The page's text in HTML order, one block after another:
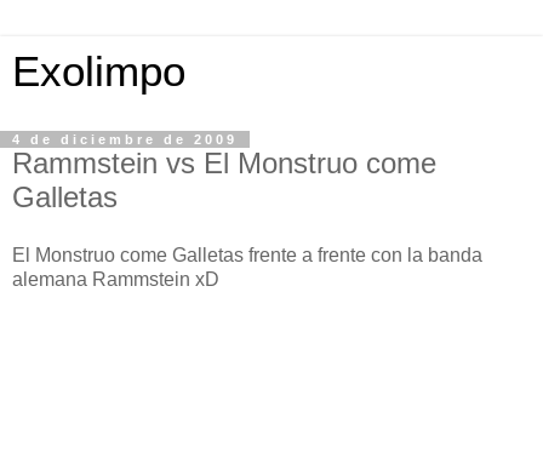
Exolimpo
4 de diciembre de 2009
Rammstein vs El Monstruo come
Galletas
El Monstruo come Galletas frente a frente con la banda
alemana Rammstein xD